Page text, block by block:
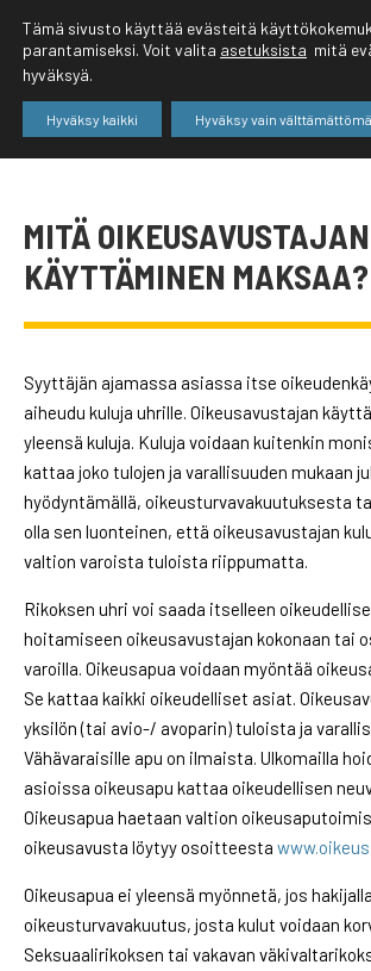
MITÄ OIKEUSAVUSTAJAN
KÄYTTÄMINEN MAKSAA?
Syyttäjän ajamassa asiassa itse
aiheudu kuluja uhrille. Oikeusavustajan
yleensä kuluja. Kuluja voidaan kuitenkin
kattaa joko tulojen ja varallisuuden mukaan
hyödyntämällä, oikeusturvavakuutuksesta
olla sen luonteinen, että oikeusavustajan
valtion varoista tuloista riippumatta.
Rikoksen uhri voi saada itselleen
hoitamiseen oikeusavustajan kokonaan tai
varoilla. Oikeusapua voidaan myöntää
Se kattaa kaikki oikeudelliset asiat.
yksilön (tai avio-/ avoparin) tuloista ja
Vähävaraisille apu on ilmaista. Ulkomailla
asioissa oikeusapu kattaa oikeudellisen
Oikeusapua haetaan valtion
oikeusavusta löytyy osoitteesta
Oikeusapua ei yleensä myönnetä, jos
oikeusturvavakuutus, josta kulut voidaan
Seksuaalirikoksen tai vakavan
Tämä sivusto käyttää evästeitä
parantamiseksi. Voit valita asetuksista mitä
hyväksyä.
Hyväksy kaikki Hyväksy vain